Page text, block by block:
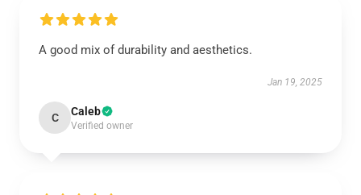
A good mix of durability and aesthetics.
Jan 19, 2025
C Caleb
Verified owner